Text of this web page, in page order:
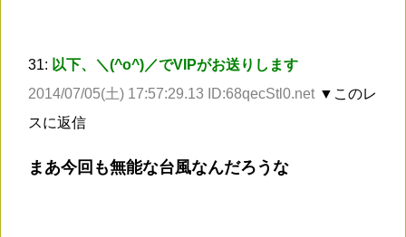
31: 以下、＼(^o^)／でVIPがお送りします
2014/07/05(土) 17:57:29.13 ID:68qecStl0.net ▼このレ
スに返信
まあ今回も無能な台風なんだろうな